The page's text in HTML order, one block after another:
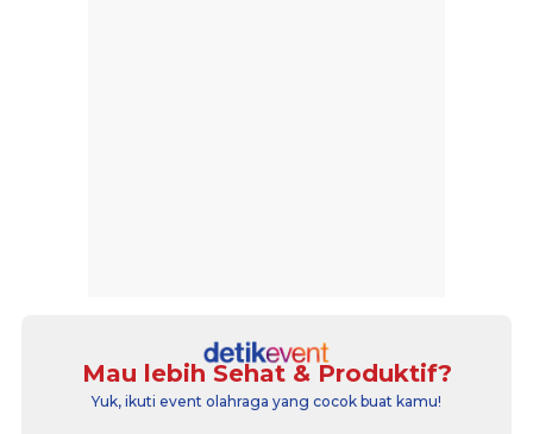
Mau lebih Sehat & Produktif?
Yuk, ikuti event olahraga yang cocok buat kamu!